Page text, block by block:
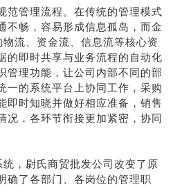
范管理流程。在传统的管理模式
不畅，容易形成信息孤岛，而金
流、资金流、信息流等核心资
的即时共享与业务流程的自动化
管理功能，让公司内部不同的部
一的系统平台上协同工作，采购
即时知晓并做好相应准备，销售
况，各环节衔接更加紧密，协同
，尉氏商贸批发公司改变了原
确了各部门、各岗位的管理职